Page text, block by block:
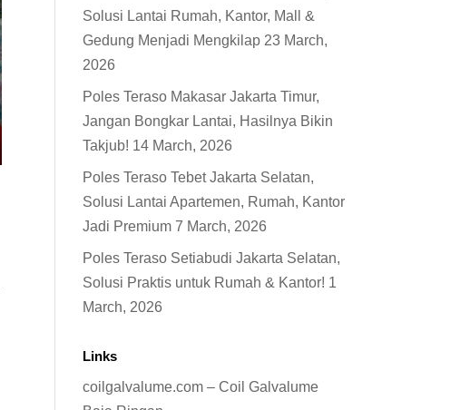
Solusi Lantai Rumah, Kantor, Mall &
Gedung Menjadi Mengkilap 23 March,
2026
Poles Teraso Makasar Jakarta Timur,
Jangan Bongkar Lantai, Hasilnya Bikin
Takjub! 14 March, 2026
Poles Teraso Tebet Jakarta Selatan,
Solusi Lantai Apartemen, Rumah, Kantor
Jadi Premium 7 March, 2026
Poles Teraso Setiabudi Jakarta Selatan,
Solusi Praktis untuk Rumah & Kantor! 1
March, 2026
Links
coilgalvalume.com – Coil Galvalume